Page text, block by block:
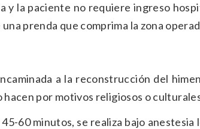
y la paciente no requiere ingreso
prenda que comprima la zona
a la reconstrucción del
por motivos religiosos o
60 minutos, se realiza bajo